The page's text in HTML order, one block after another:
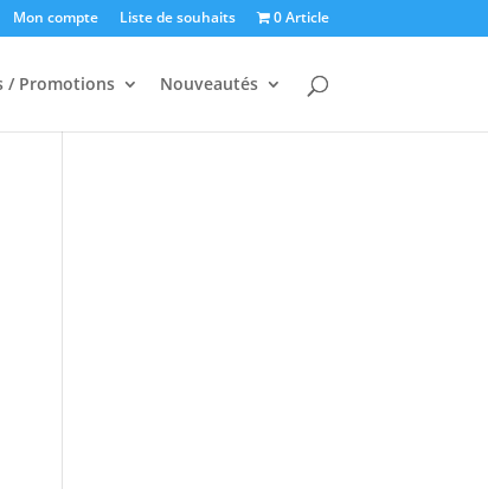
Mon compte Liste de souhaits 0 Article
/ Promotions Nouveautés